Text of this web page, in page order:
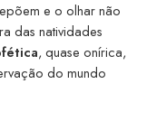
e o olhar não
das natividades
, quase onírica,
do mundo